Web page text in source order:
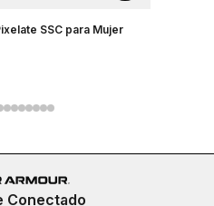
SSC para Mujer
Conectado